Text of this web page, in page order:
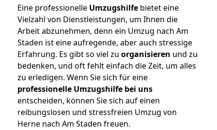
Eine professionelle Umzugshilfe bietet eine
Vielzahl von Dienstleistungen, um Ihnen die
Arbeit abzunehmen, denn ein Umzug nach Am
Staden ist eine aufregende, aber auch stressige
Erfahrung. Es gibt so viel zu organisieren und zu
bedenken, und oft fehlt einfach die Zeit, um alles
zu erledigen. Wenn Sie sich für eine
professionelle Umzugshilfe bei uns
entscheiden, können Sie sich auf einen
reibungslosen und stressfreien Umzug von
Herne nach Am Staden freuen.